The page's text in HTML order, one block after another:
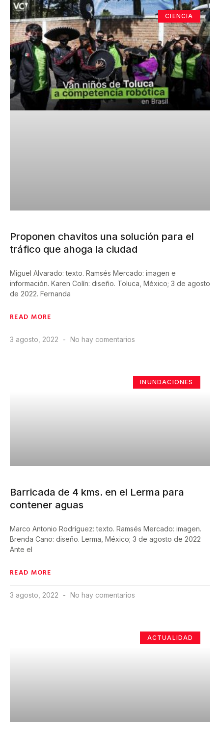
CIENCIA
Proponen chavitos una solución para el
tráfico que ahoga la ciudad
Miguel Alvarado: texto. Ramsés Mercado: imagen e
información. Karen Colín: diseño. Toluca, México; 3 de agosto
de 2022. Fernanda
READ MORE
3 agosto, 2022 No hay comentarios
INUNDACIONES
Barricada de 4 kms. en el Lerma para
contener aguas
Marco Antonio Rodríguez: texto. Ramsés Mercado: imagen.
Brenda Cano: diseño. Lerma, México; 3 de agosto de 2022
Ante el
READ MORE
3 agosto, 2022 No hay comentarios
ACTUALIDAD